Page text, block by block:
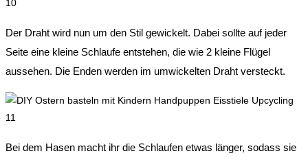
Der Draht wird nun um den Stil gewickelt. Dabei sollte auf jeder
Seite eine kleine Schlaufe entstehen, die wie 2 kleine Flügel
aussehen. Die Enden werden im umwickelten Draht versteckt.
Bei dem Hasen macht ihr die Schlaufen etwas länger, sodass sie